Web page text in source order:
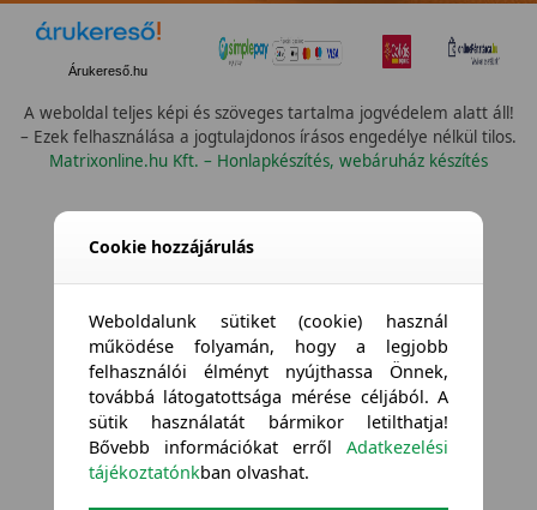
Árukereső.hu
A weboldal teljes képi és szöveges tartalma jogvédelem alatt áll!
– Ezek felhasználása a jogtulajdonos írásos engedélye nélkül tilos.
Matrixonline.hu Kft. – Honlapkészítés, webáruház készítés
Cookie hozzájárulás
Weboldalunk sütiket (cookie) használ
működése folyamán, hogy a legjobb
felhasználói élményt nyújthassa Önnek,
továbbá látogatottsága mérése céljából. A
sütik használatát bármikor letilthatja!
Bővebb információkat errőlAdatkezelési
tájékoztatónkban olvashat.